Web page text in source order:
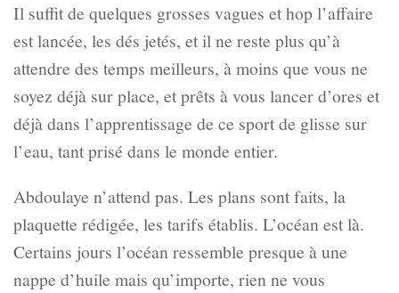
Il suffit de quelques grosses vagues et hop l’affaire
est lancée, les dés jetés, et il ne reste plus qu’à
attendre des temps meilleurs, à moins que vous ne
soyez déjà sur place, et prêts à vous lancer d’ores et
déjà dans l’apprentissage de ce sport de glisse sur
l’eau, tant prisé dans le monde entier.
Abdoulaye n’attend pas. Les plans sont faits, la
plaquette rédigée, les tarifs établis. L’océan est là.
Certains jours l’océan ressemble presque à une
nappe d’huile mais qu’importe, rien ne vous